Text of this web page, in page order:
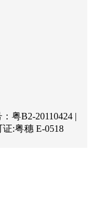
粤B2-20110424 |
:粤穗 E-0518